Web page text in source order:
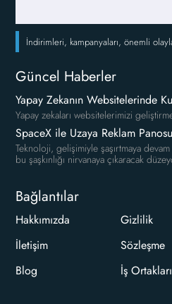
İndirimleri, kampanyaları, önemli
Güncel Haberler
Yapay Zekanın Websitelerinde
Yapay zekaları websitelerimizi
SpaceX ile Uzaya Reklam
Teknoloji, gelişimiyle şaşırtmaya
bu şaşkınlığı nirvanaya çıkaracak
Bağlantılar
Hakkımızda
İletişim
Blog
Gizlilik
Sözleşme
İş Ortakları